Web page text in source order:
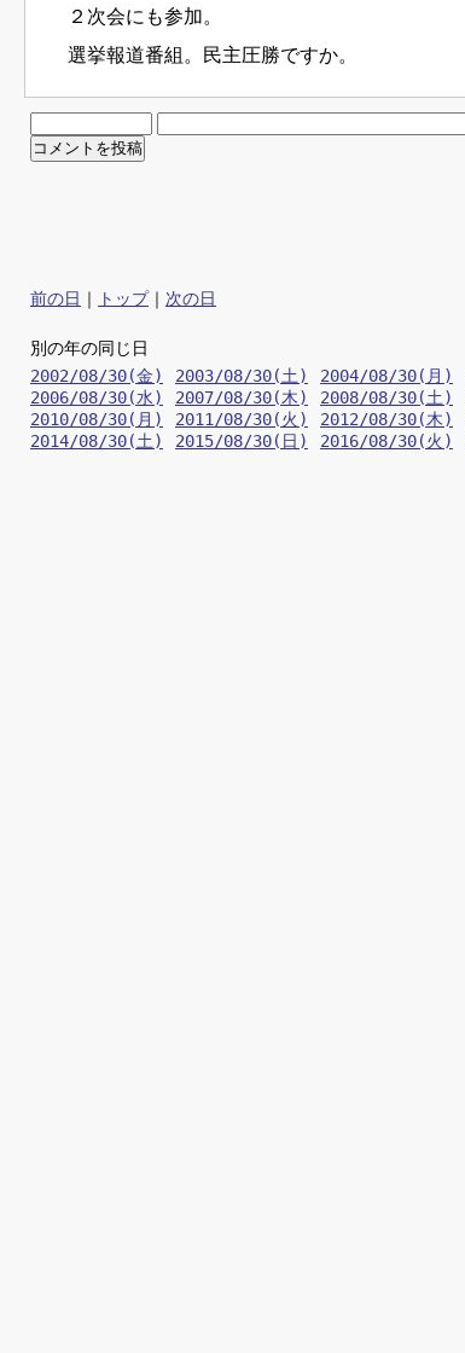
２次会にも参加。
選挙報道番組。民主圧勝ですか。
前の日 ｜ トップ｜ 次の日
別の年の同じ日
2002/08/30(金)
2003/08/30(土) 2004/08/30(月)
2006/08/30(水)
2007/08/30(木) 2008/08/30(土)
2010/08/30(月)
2011/08/30(火) 2012/08/30(木)
2014/08/30(土)
2015/08/30(日) 2016/08/30(火)